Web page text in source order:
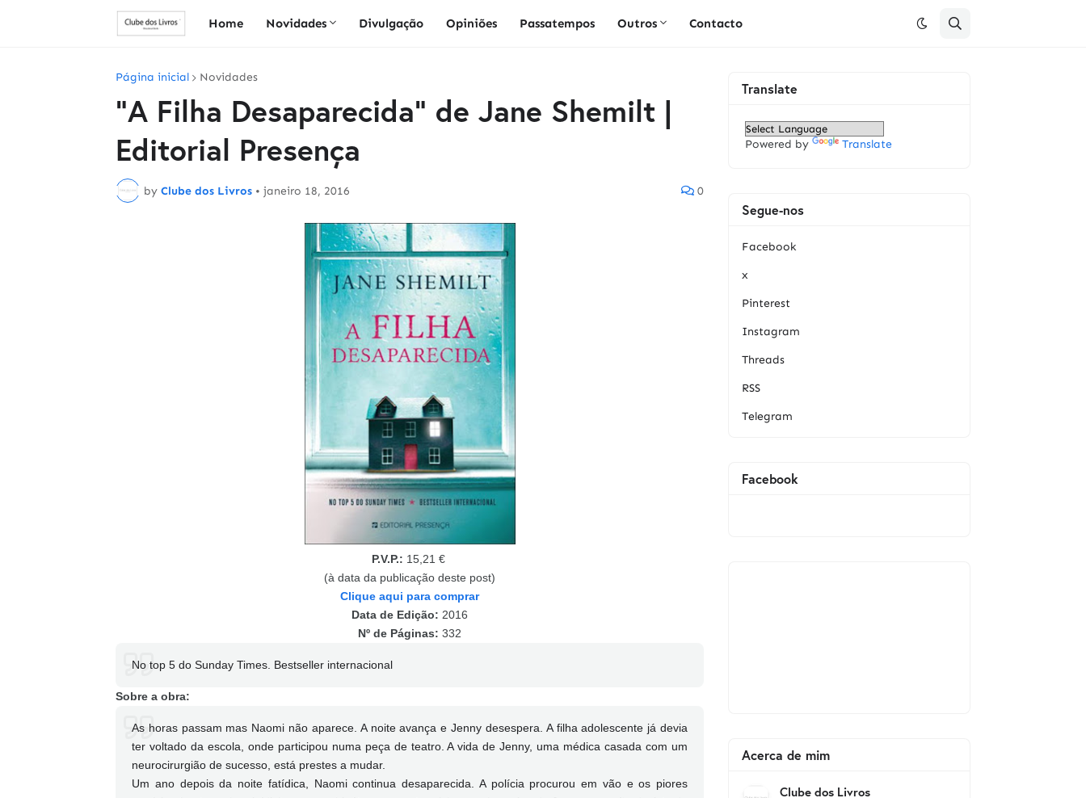
Home Novidades Divulgação Opiniões Passatempos Outros Contacto
Página inicial Novidades
"A Filha Desaparecida" de Jane Shemilt |
Editorial Presença
by Clube dos Livros • janeiro 18, 2016 0
P.V.P.: 15,21 €
(à data da publicação deste post)
Clique aqui para comprar
Data de Edição: 2016
Nº de Páginas: 332
No top 5 do Sunday Times. Bestseller internacional
Sobre a obra:
As horas passam mas Naomi não aparece. A noite avança e Jenny desespera. A filha adolescente já devia
ter voltado da escola, onde participou numa peça de teatro. A vida de Jenny, uma médica casada com um
neurocirurgião de sucesso, está prestes a mudar.
Um ano depois da noite fatídica, Naomi continua desaparecida. A polícia procurou em vão e os piores
Translate
Powered by Translate
Segue-nos
Facebook
x
Pinterest
Instagram
Threads
RSS
Telegram
Facebook
Acerca de mim
Clube dos Livros